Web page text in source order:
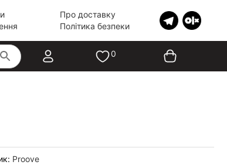
Про доставку
Політика безпеки
0
Proove